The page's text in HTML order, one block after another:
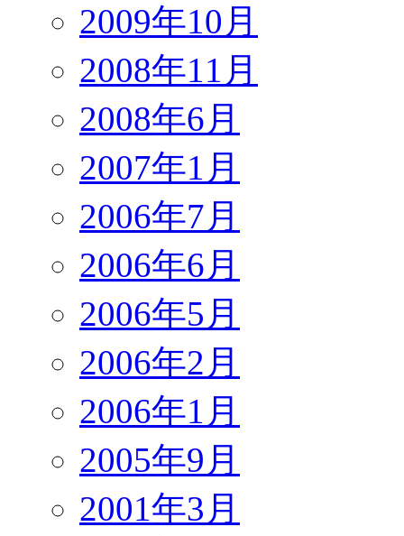
2009年10月
2008年11月
2008年6月
2007年1月
2006年7月
2006年6月
2006年5月
2006年2月
2006年1月
2005年9月
2001年3月